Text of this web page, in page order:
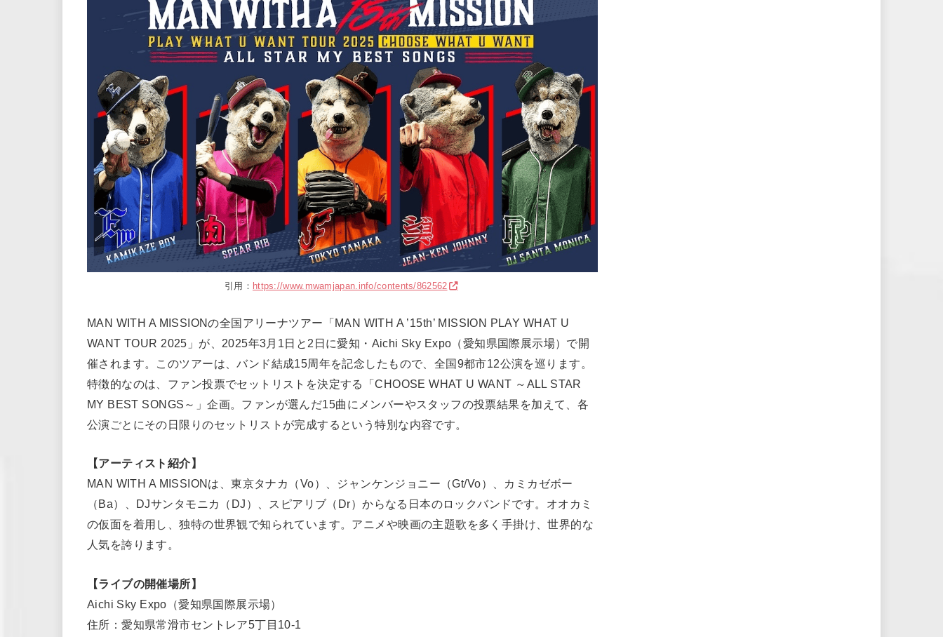
引用： https://www.mwamjapan.info/contents/862562
MAN WITH A MISSIONの全国アリーナツアー「MAN WITH A ’15th’ MISSION PLAY WHAT U
WANT TOUR 2025」が、2025年3月1日と2日に愛知・Aichi Sky Expo（愛知県国際展示場）で開
催されます。このツアーは、バンド結成15周年を記念したもので、全国9都市12公演を巡ります。
特徴的なのは、ファン投票でセットリストを決定する「CHOOSE WHAT U WANT ～ALL STAR
MY BEST SONGS～」企画。ファンが選んだ15曲にメンバーやスタッフの投票結果を加えて、各
公演ごとにその日限りのセットリストが完成するという特別な内容です。
【アーティスト紹介】
MAN WITH A MISSIONは、東京タナカ（Vo）、ジャンケンジョニー（Gt/Vo）、カミカゼボー
（Ba）、DJサンタモニカ（DJ）、スピアリブ（Dr）からなる日本のロックバンドです。オオカミ
の仮面を着用し、独特の世界観で知られています。アニメや映画の主題歌を多く手掛け、世界的な
人気を誇ります。
【ライブの開催場所】
Aichi Sky Expo（愛知県国際展示場）
住所：愛知県常滑市セントレア5丁目10-1